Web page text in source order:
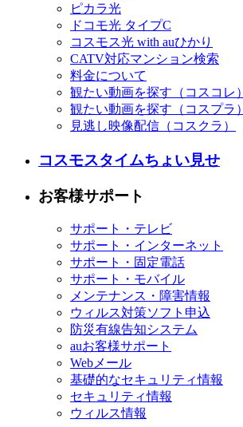
ピカラ光
ドコモ光 タイプC
コスモス光 with auひかり
CATV対応マンション検索
料金について
観たい動画を探す（コスコレ）
観たい動画を探す（コスプラ）
見逃し映像配信（コスクラ）
コスモスタイムちょい見せ
お客様サポート
サポート・テレビ
サポート・インターネット
サポート・固定電話
サポート・モバイル
メンテナンス・障害情報
ウィルス対策ソフト申込
防災有線告知システム
auお客様サポート
Webメール
基礎的なセキュリティ情報
セキュリティ情報
ウィルス情報